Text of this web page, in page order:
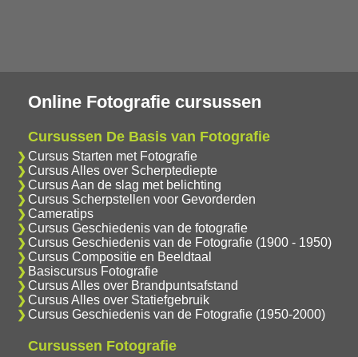
Online Fotografie cursussen
Cursussen De Basis van Fotografie
Cursus Starten met Fotografie
Cursus Alles over Scherptediepte
Cursus Aan de slag met belichting
Cursus Scherpstellen voor Gevorderden
Cameratips
Cursus Geschiedenis van de fotografie
Cursus Geschiedenis van de Fotografie (1900 - 1950)
Cursus Compositie en Beeldtaal
Basiscursus Fotografie
Cursus Alles over Brandpuntsafstand
Cursus Alles over Statiefgebruik
Cursus Geschiedenis van de Fotografie (1950-2000)
Cursussen Fotografie